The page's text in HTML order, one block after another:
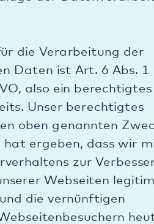
Maps
Maps:
Maps, einen
Mountain View, CA 94043,
einer interaktiven
von Google Maps können
Benutzung dieser Website